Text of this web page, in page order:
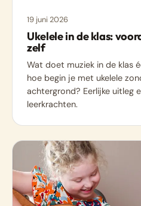
19 juni 2026
Ukelele in de klas:
zelf
Wat doet muziek in de klas
hoe begin je met ukelele
achtergrond? Eerlijke uitleg
leerkrachten.